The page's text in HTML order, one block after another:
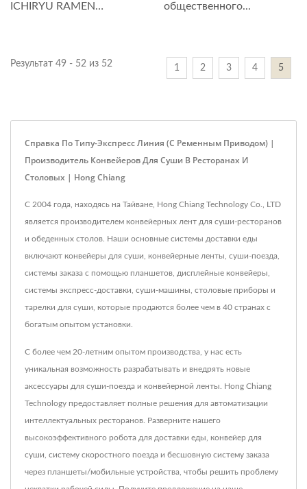
ICHIRYU RAMEN
общественного...
Результат 49 - 52 из 52 1 2 3 4 5
Справка По Типу-Экспресс Линия (с Ременным Приводом) |
Производитель Конвейеров Для Суши В Ресторанах И
Столовых | Hong Chiang
С 2004 года, находясь на Тайване, Hong Chiang Technology Co., LTD
является производителем конвейерных лент для суши-ресторанов
и обеденных столов. Наши основные системы доставки еды
включают конвейеры для суши, конвейерные ленты, суши-поезда,
системы заказа с помощью планшетов, дисплейные конвейеры,
системы экспресс-доставки, суши-машины, столовые приборы и
тарелки для суши, которые продаются более чем в 40 странах с
богатым опытом установки.
С более чем 20-летним опытом производства, у нас есть
уникальная возможность разрабатывать и внедрять новые
аксессуары для суши-поезда и конвейерной ленты. Hong Chiang
Technology предоставляет полные решения для автоматизации
интеллектуальных ресторанов. Разверните нашего
высокоэффективного робота для доставки еды, конвейер для
суши, систему скоростного поезда и бесшовную систему заказа
через планшеты/мобильные устройства, чтобы решить проблему